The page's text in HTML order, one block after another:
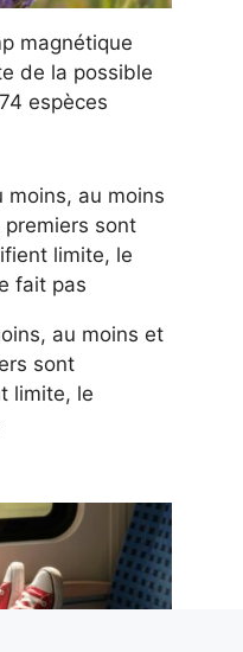
magnétique
de la possible
espèces
au moins et
sont
limite, le